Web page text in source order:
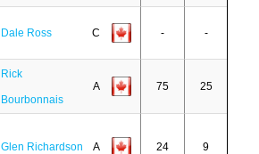
Dale Ross C - -
Rick
Bourbonnais
A 75 25
Glen Richardson A 24 9